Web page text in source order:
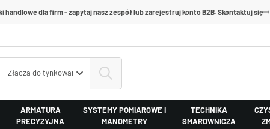
handlowe dla firm - zapytaj nasz zespół lub zarejestruj konto B2B. Skontaktuj się
Złącza do tynkowania
ARMATURA
PRECYZYJNA
SYSTEMY POMIAROWE I
MANOMETRY
TECHNIKA
SMAROWNICZA